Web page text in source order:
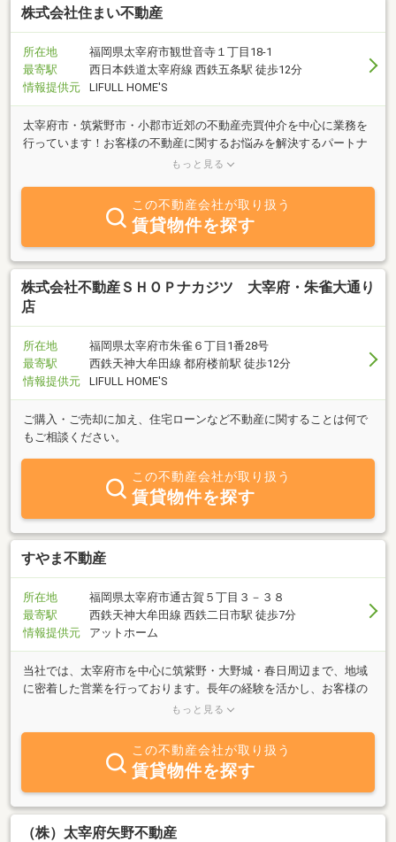
株式会社住まい不動産
所在地
福岡県太宰府市観世音寺１丁目18-1
最寄駅
西日本鉄道太宰府線 西鉄五条駅 徒歩12分
情報提供元
LIFULL HOME'S
太宰府市・筑紫野市・小郡市近郊の不動産売買仲介を中心に業務を
行っています！お客様の不動産に関するお悩みを解決するパートナ
ーとして、ご相談等お気軽にお問い合わせください。売却物件も募
もっと見る
この不動産会社が取り扱う
賃貸物件を探す
株式会社不動産ＳＨＯＰナカジツ 大宰府・朱雀大通り
店
所在地
福岡県太宰府市朱雀６丁目1番28号
最寄駅
西鉄天神大牟田線 都府楼前駅 徒歩12分
情報提供元
LIFULL HOME'S
ご購入・ご売却に加え、住宅ローンなど不動産に関することは何で
もご相談ください。
この不動産会社が取り扱う
賃貸物件を探す
すやま不動産
所在地
福岡県太宰府市通古賀５丁目３－３８
最寄駅
西鉄天神大牟田線 西鉄二日市駅 徒歩7分
情報提供元
アットホーム
当社では、太宰府市を中心に筑紫野・大野城・春日周辺まで、地域
に密着した営業を行っております。長年の経験を活かし、お客様の
立場に立って対応させて頂きます。不動産に関わることでしたら、
もっと見る
この不動産会社が取り扱う
賃貸物件を探す
（株）太宰府矢野不動産